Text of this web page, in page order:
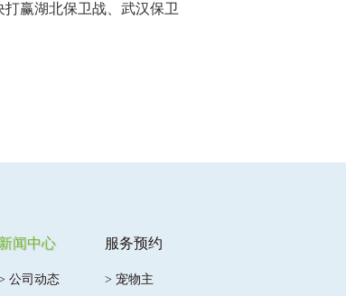
赢湖北保卫战、武汉保卫
新闻中心
公司动态
服务预约
> 宠物主